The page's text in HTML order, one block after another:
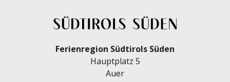
Ferienregion Südtirols Süden
Hauptplatz 5
Auer